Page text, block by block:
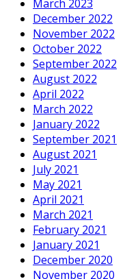
March 2023
December 2022
November 2022
October 2022
September 2022
August 2022
April 2022
March 2022
January 2022
September 2021
August 2021
July 2021
May 2021
April 2021
March 2021
February 2021
January 2021
December 2020
November 2020